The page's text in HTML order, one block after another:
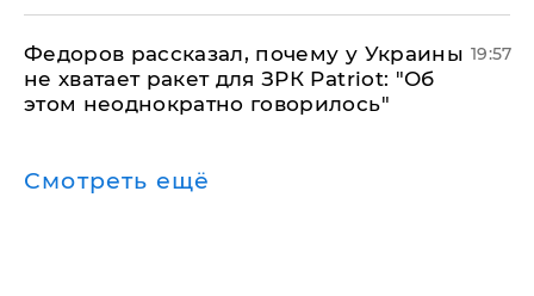
Федоров рассказал, почему у Украины
не хватает ракет для ЗРК Patriot: "Об
этом неоднократно говорилось"
19:57
Смотреть ещё